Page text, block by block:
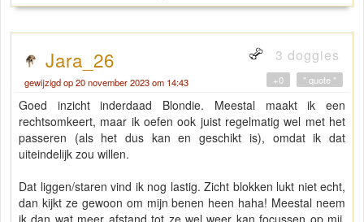
Jara_26 3 doggies
gewijzigd op 20 november 2023 om 14:43 " quote "
+0
Goed inzicht inderdaad Blondie. Meestal maakt ik een
rechtsomkeert, maar ik oefen ook juist regelmatig wel met het
passeren (als het dus kan en geschikt is), omdat ik dat
uiteindelijk zou willen.
Dat liggen/staren vind ik nog lastig. Zicht blokken lukt niet echt,
dan kijkt ze gewoon om mijn benen heen haha! Meestal neem